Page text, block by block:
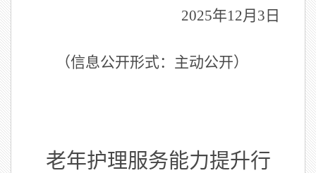
2025年12月 3 日
（信息公开形式：主动公开）
老年护理服务能力提升行